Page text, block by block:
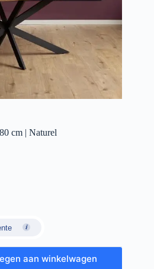
cm | Naturel
aan winkelwagen